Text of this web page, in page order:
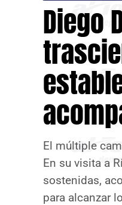
Diego
El múltiple
En su visita a
sostenidas,
para alcanzar